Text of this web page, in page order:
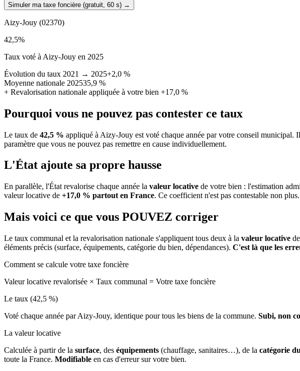
Simuler ma taxe foncière (gratuit, 60 s) →
Aizy-Jouy (02370)
42,5%
Taux voté à Aizy-Jouy en 2025
Évolution du taux 2021 → 2025+2,0 %
Moyenne nationale 202535,9 %
+ Revalorisation nationale appliquée à votre bien +17,0 %
Pourquoi vous ne pouvez pas contester ce taux
Le taux de 42,5 % appliqué à Aizy-Jouy est voté chaque année par votre conseil municipal.
paramètre que vous ne pouvez pas remettre en cause individuellement.
L'État ajoute sa propre hausse
En parallèle, l'État revalorise chaque année la valeur locative de votre bien : l'estimation
valeur locative de +17,0 % partout en France. Ce coefficient n'est pas contestable non plus.
Mais voici ce que vous POUVEZ corriger
Le taux communal et la revalorisation nationale s'appliquent tous deux à la valeur locative
éléments précis (surface, équipements, catégorie du bien, dépendances). C'est là que les
Comment se calcule votre taxe foncière
Valeur locative revalorisée × Taux communal = Votre taxe foncière
Le taux (42,5 %)
Voté chaque année par Aizy-Jouy, identique pour tous les biens de la commune. Subi, non
La valeur locative
Calculée à partir de la surface, des équipements (chauffage, sanitaires…), de la catégorie
toute la France. Modifiable en cas d'erreur sur votre bien.